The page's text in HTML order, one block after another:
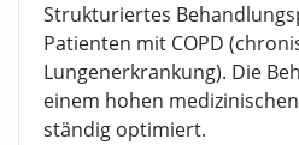
Strukturiertes
Patienten mit COPD
Lungenerkrankung). Die
einem hohen
ständig optimiert.